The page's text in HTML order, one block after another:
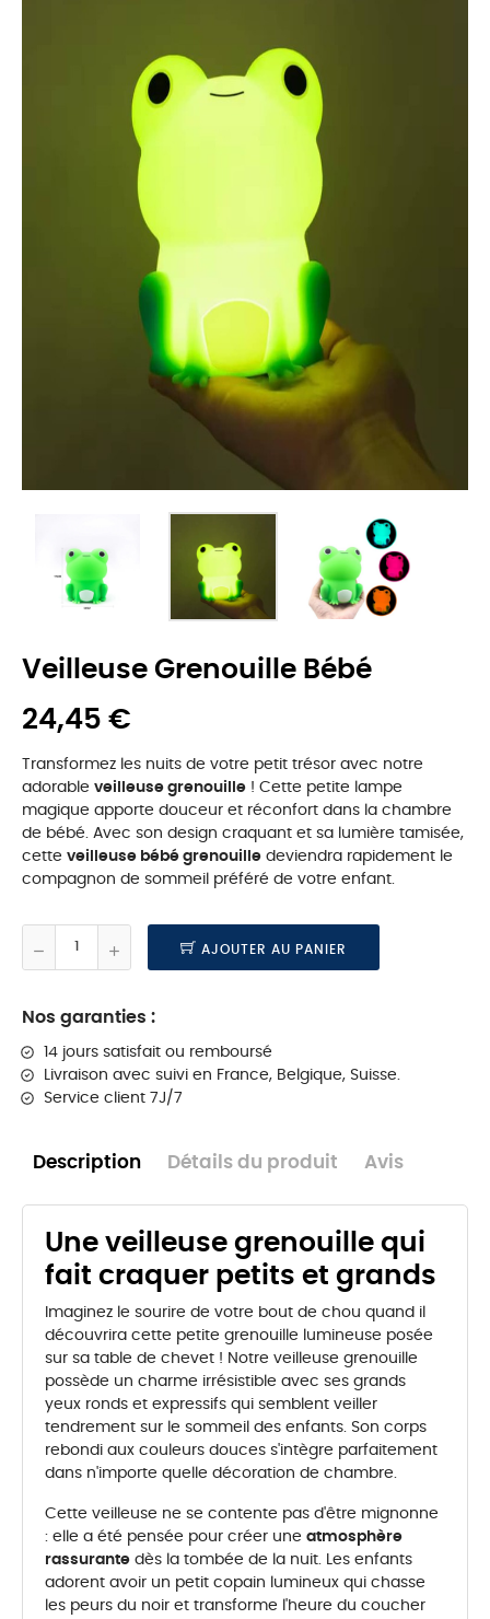
Veilleuse Grenouille Bébé
24,45 €
Transformez les nuits de votre petit trésor avec notre
adorable veilleuse grenouille ! Cette petite lampe
magique apporte douceur et réconfort dans la chambre
de bébé. Avec son design craquant et sa lumière tamisée,
cette veilleuse bébé grenouille deviendra rapidement le
compagnon de sommeil préféré de votre enfant.
AJOUTER AU PANIER
Nos garanties :
14 jours satisfait ou remboursé
Livraison avec suivi en France, Belgique, Suisse.
Service client 7J/7
Description Détails du produit Avis
Une veilleuse grenouille qui
fait craquer petits et grands
Imaginez le sourire de votre bout de chou quand il
découvrira cette petite grenouille lumineuse posée
sur sa table de chevet ! Notre veilleuse grenouille
possède un charme irrésistible avec ses grands
yeux ronds et expressifs qui semblent veiller
tendrement sur le sommeil des enfants. Son corps
rebondi aux couleurs douces s'intègre parfaitement
dans n'importe quelle décoration de chambre.
Cette veilleuse ne se contente pas d'être mignonne
: elle a été pensée pour créer une atmosphère
rassurante dès la tombée de la nuit. Les enfants
adorent avoir un petit copain lumineux qui chasse
les peurs du noir et transforme l'heure du coucher